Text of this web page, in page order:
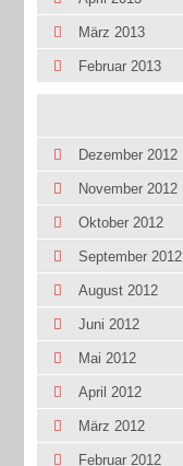
März 2013
Februar 2013
Dezember 2012
November 2012
Oktober 2012
September 2012
August 2012
Juni 2012
Mai 2012
April 2012
März 2012
Februar 2012